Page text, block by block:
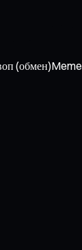
(обмен)Meme